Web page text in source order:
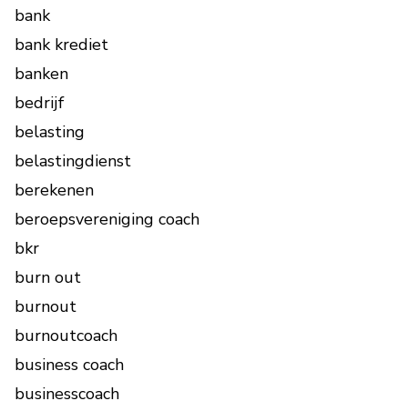
bank
bank krediet
banken
bedrijf
belasting
belastingdienst
berekenen
beroepsvereniging coach
bkr
burn out
burnout
burnoutcoach
business coach
businesscoach